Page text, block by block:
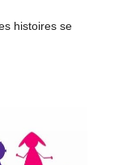
histoires se